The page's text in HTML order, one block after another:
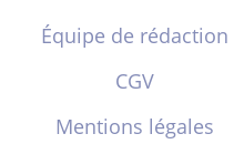
Équipe de rédaction
CGV
Mentions légales